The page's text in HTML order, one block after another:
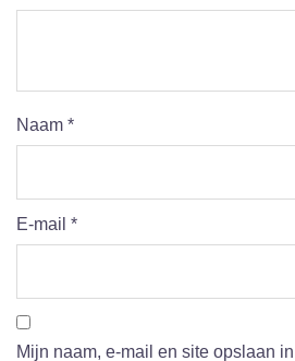
Naam *
E-mail *
Mijn naam, e-mail en site opslaan